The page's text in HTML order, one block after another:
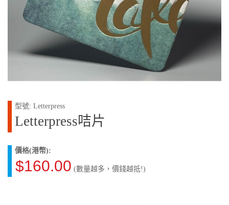
型號: Letterpress
Letterpress咭片
價格(港幣):
$160.00 (數量越多，價錢越抵!)